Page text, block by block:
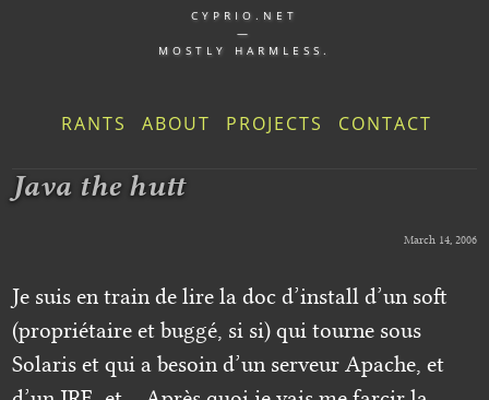
CYPRIO.NET
—
MOSTLY HARMLESS.
RANTS ABOUT PROJECTS CONTACT
Java the hutt
March 14, 2006
Je suis en train de lire la doc d’install d’un soft
(propriétaire et buggé, si si) qui tourne sous
Solaris et qui a besoin d’un serveur Apache, et